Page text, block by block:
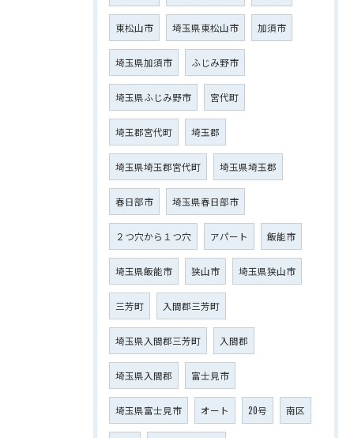
東松山市 埼玉県東松山市 加須市
埼玉県加須市 ふじみ野市
埼玉県ふじみ野市 宮代町
埼玉郡宮代町 埼玉郡
埼玉県埼玉郡宮代町 埼玉県埼玉郡
春日部市 埼玉県春日部市
２つ穴から１つ穴 アパート 飯能市
埼玉県飯能市 狭山市 埼玉県狭山市
三芳町 入間郡三芳町
埼玉県入間郡三芳町 入間郡
埼玉県入間郡 富士見市
埼玉県富士見市 オート 20号 南区